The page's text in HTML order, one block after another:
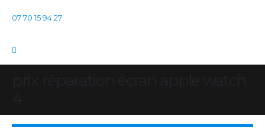
07 70 15 94 27